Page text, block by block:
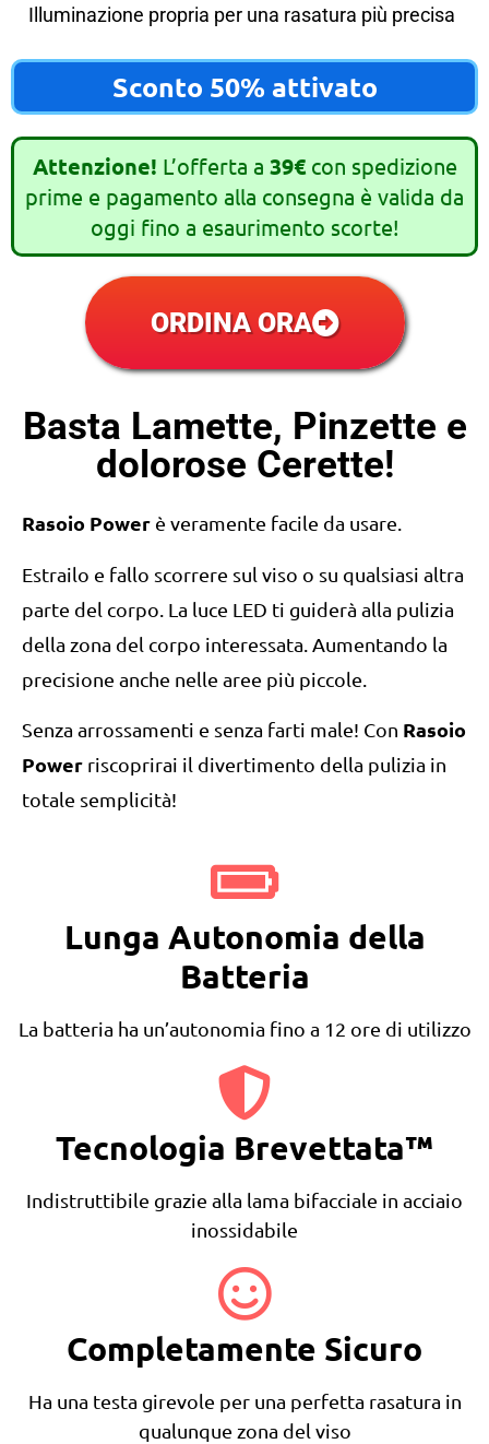
Illuminazione propria per una rasatura più precisa
Sconto 50% attivato
Attenzione! L’offerta a 39€con spedizione
prime e pagamento alla consegna è valida da
oggi fino a esaurimento scorte!
ORDINA ORA
Basta Lamette, Pinzette e
dolorose Cerette!
Rasoio Power è veramente facile da usare.
Estrailo e fallo scorrere sul viso o su qualsiasi altra
parte del corpo. La luce LED ti guiderà alla pulizia
della zona del corpo interessata. Aumentando la
precisione anche nelle aree più piccole.
Senza arrossamenti e senza farti male! Con Rasoio
Power riscoprirai il divertimento della pulizia in
totale semplicità!
Lunga Autonomia della
Batteria
La batteria ha un’autonomia fino a 12 ore di utilizzo
Tecnologia Brevettata™
Indistruttibile grazie alla lama bifacciale in acciaio
inossidabile
Completamente Sicuro
Ha una testa girevole per una perfetta rasatura in
qualunque zona del viso